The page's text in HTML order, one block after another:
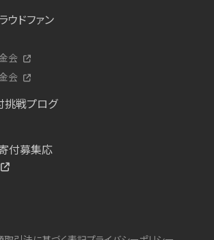
ウドファン
会
会
挑戦プログ
付募集応